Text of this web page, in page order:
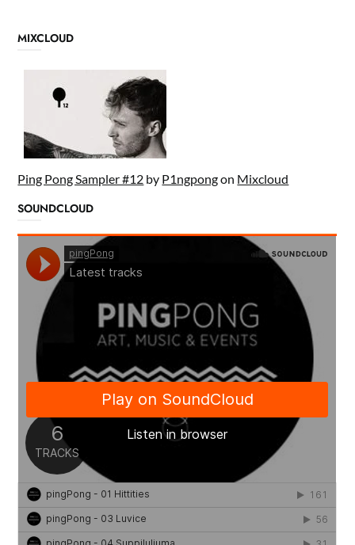
MIXCLOUD
Ping Pong Sampler #12 by P1ngpongon Mixcloud
SOUNDCLOUD